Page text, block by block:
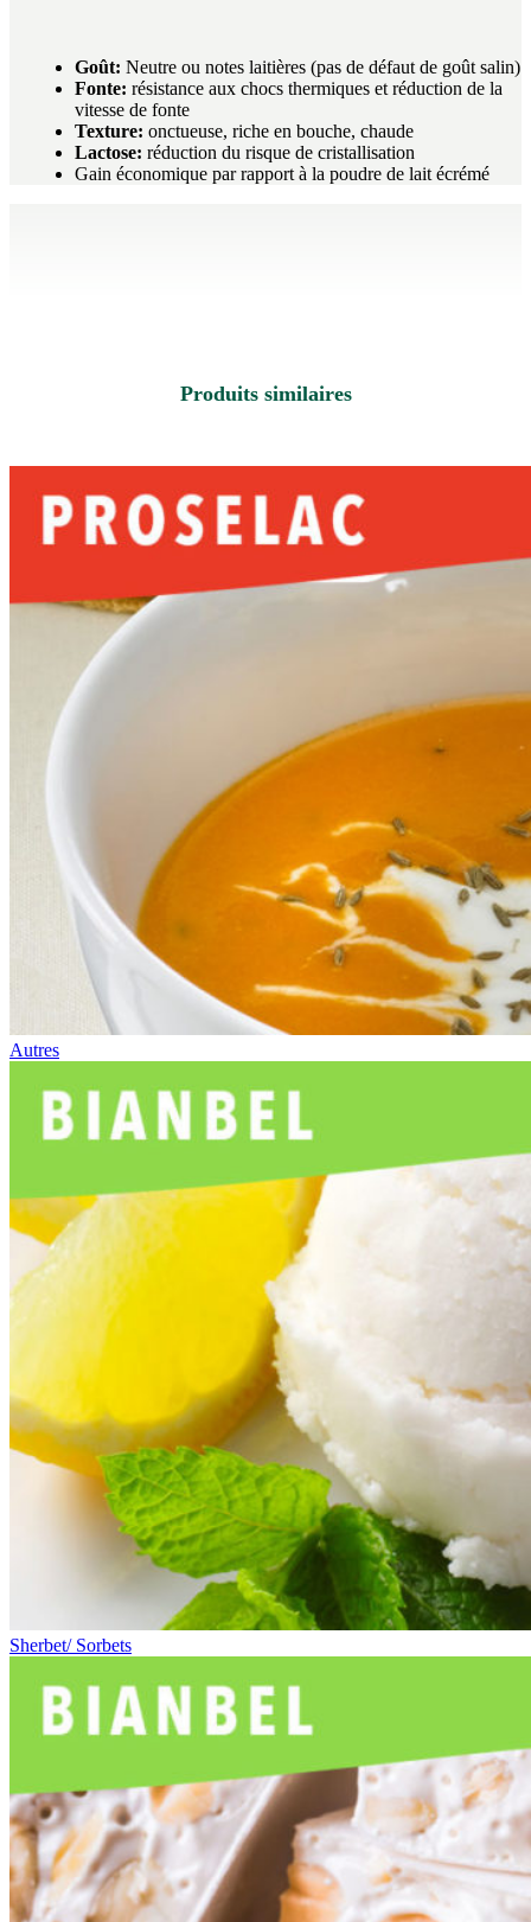
Goût: Neutre ou notes laitières (pas de défaut de goût salin)
Fonte: résistance aux chocs thermiques et réduction de la
vitesse de fonte
Texture: onctueuse, riche en bouche, chaude
Lactose: réduction du risque de cristallisation
Gain économique par rapport à la poudre de lait écrémé
Produits similaires
Autres
Sherbet/ Sorbets